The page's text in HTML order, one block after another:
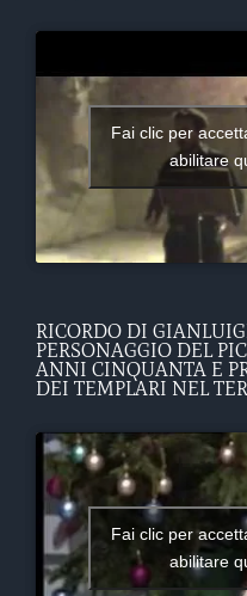
Fai clic per
abilitare
RICORDO DI
PERSONAGGIO DEL
ANNI CINQUANTA E
DEI TEMPLARI NEL
Fai clic per
abilitare